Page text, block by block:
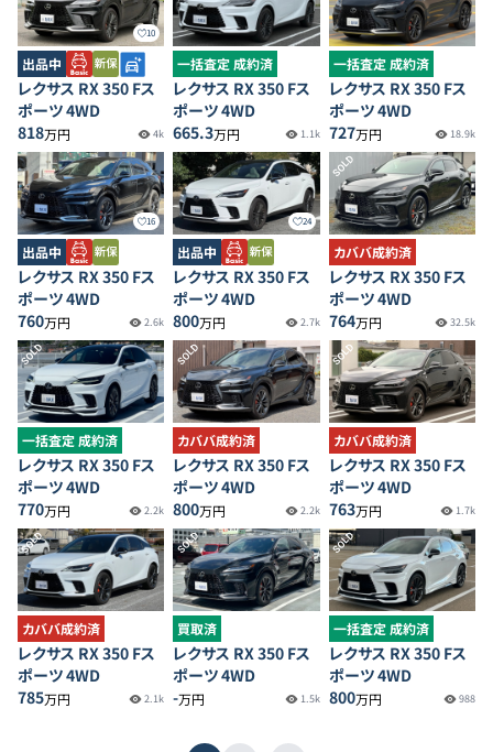
10
出品中
レクサス RX 350 Fス
ポーツ 4WD
818万円 4k
一括査定 成約済
レクサス RX 350 Fス
ポーツ 4WD
665.3万円 1.1k
一括査定 成約済
レクサス RX 350 Fス
ポーツ 4WD
727万円 18.9k
16
出品中
レクサス RX 350 Fス
ポーツ 4WD
760万円 2.6k
24
出品中
レクサス RX 350 Fス
ポーツ 4WD
800万円 2.7k
SOLD
カババ成約済
レクサス RX 350 Fス
ポーツ 4WD
764万円 32.5k
SOLD
一括査定 成約済
レクサス RX 350 Fス
ポーツ 4WD
770万円 2.2k
SOLD
カババ成約済
レクサス RX 350 Fス
ポーツ 4WD
800万円 2.2k
SOLD
カババ成約済
レクサス RX 350 Fス
ポーツ 4WD
763万円 1.7k
SOLD
カババ成約済
レクサス RX 350 Fス
ポーツ 4WD
785万円 2.1k
SOLD
買取済
レクサス RX 350 Fス
ポーツ 4WD
-万円 1.5k
SOLD
一括査定 成約済
レクサス RX 350 Fス
ポーツ 4WD
800万円 988